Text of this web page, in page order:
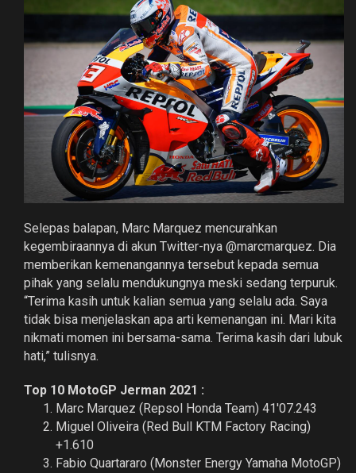
Selepas balapan, Marc Marquez mencurahkan
kegembiraannya di akun Twitter-nya @marcmarquez. Dia
memberikan kemenangannya tersebut kepada semua
pihak yang selalu mendukungnya meski sedang terpuruk.
“Terima kasih untuk kalian semua yang selalu ada. Saya
tidak bisa menjelaskan apa arti kemenangan ini. Mari kita
nikmati momen ini bersama-sama. Terima kasih dari lubuk
hati,” tulisnya.
Top 10 MotoGP Jerman 2021 :
Marc Marquez (Repsol Honda Team) 41'07.243
Miguel Oliveira (Red Bull KTM Factory Racing)
+1.610
Fabio Quartararo (Monster Energy Yamaha MotoGP)